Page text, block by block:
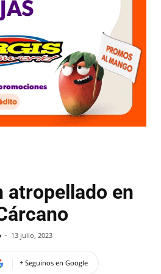
atropellado en
- 13 julio, 2023
+ Seguinos en Google